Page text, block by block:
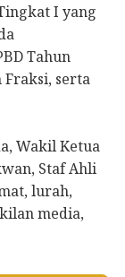
I yang
Tahun
Fraksi, serta
Wakil Ketua
Staf Ahli
lurah,
media,